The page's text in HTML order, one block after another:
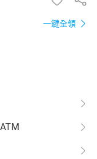
一鍵全領